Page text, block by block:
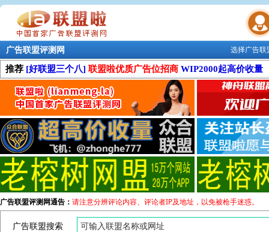
联盟学院
选择广告
广告联盟评测网
推荐 [好联盟三个八] 联盟啦优质广告位招商 WIP2000起高价收量
广告联盟评测网通告： 请注意分辨评论内容、评论者IP及地址，以免被枪手迷惑。
广告联盟搜索